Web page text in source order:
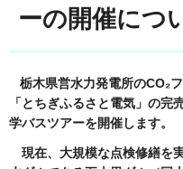
ーの開催につ
栃木県営水力発電所のCO₂
「とちぎふるさと電気」の
学バスツアーを開催します。
現在、大規模な点検修繕を